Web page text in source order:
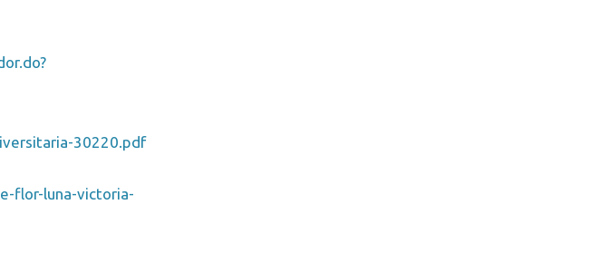
30220.pdf
flor-luna-victoria-